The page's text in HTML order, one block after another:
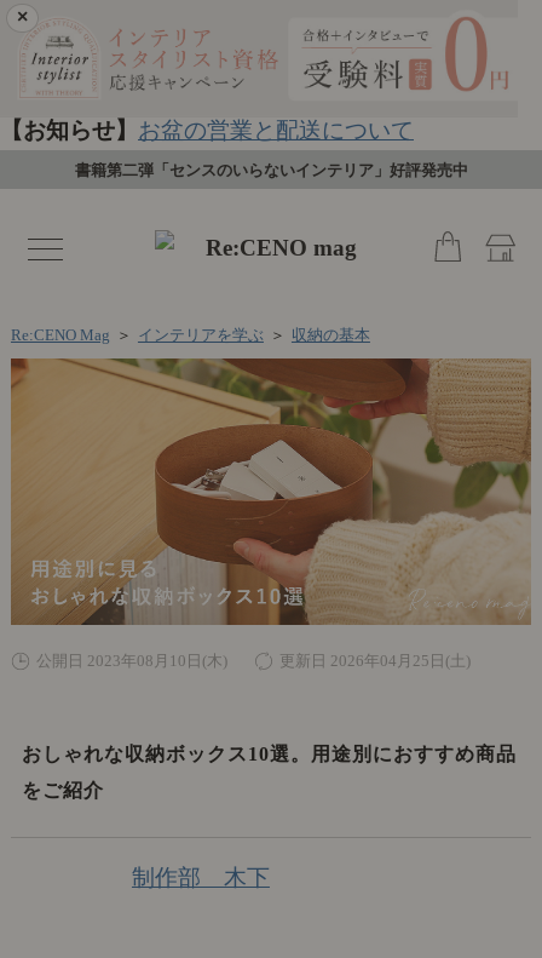
×
【お知らせ】 お盆の営業と配送について
書籍第二弾「センスのいらないインテリア」好評発売中
toggle
navigation
Re:CENO Mag ＞ インテリアを学ぶ ＞ 収納の基本
公開日 2023年08月10日(木) 更新日 2026年04月25日(土)
おしゃれな収納ボックス10選。用途別におすすめ商品
をご紹介
制作部 木下